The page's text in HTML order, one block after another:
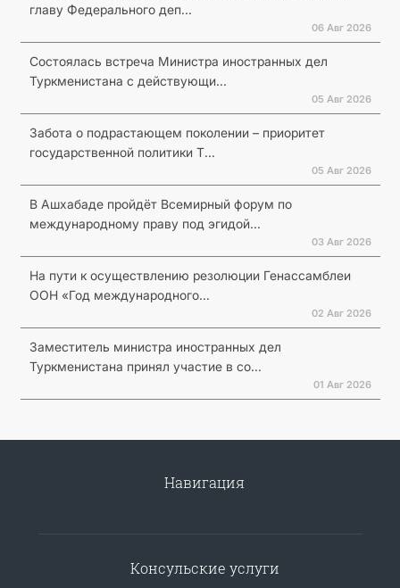
главу Федерального деп...
06 Авг 2026
Состоялась встреча Министра иностранных дел
Туркменистана с действующи...
05 Авг 2026
Забота о подрастающем поколении – приоритет
государственной политики Т...
05 Авг 2026
В Ашхабаде пройдёт Всемирный форум по
международному праву под эгидой...
03 Авг 2026
На пути к осуществлению резолюции Генассамблеи
ООН «Год международного...
02 Авг 2026
Заместитель министра иностранных дел
Туркменистана принял участие в со...
01 Авг 2026
Навигация
Консульские услуги